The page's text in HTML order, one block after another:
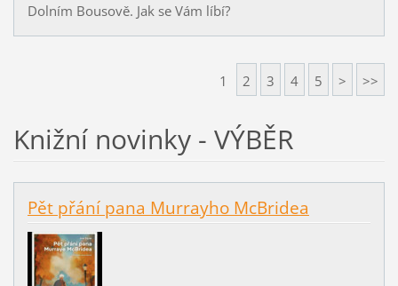
Dolním Bousově. Jak se Vám líbí?
1 2 3 4 5 > >>
Knižní novinky - VÝBĚR
Pět přání pana Murrayho McBridea